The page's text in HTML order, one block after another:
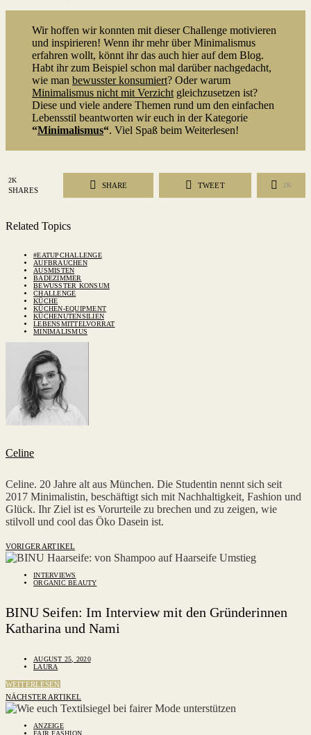
Wir hoffen wir konnten mit dieser Challenge motivieren
und inspirieren! Wenn ihr mehr über Minimalismus
erfahren wollt, könnt ihr das auch hier auf dem Blog.
Habt ihr zum Beispiel schon mal darüber nachgedacht,
wie man bewusster konsumiert? Oder warum
Minimalismus nicht mit Verzichtgleichzusetzen ist?
Diese und viele andere Themen rund um den einfachen
Lebensstil beantworten wir euch in der Kategorie
“Minimalismus“. Viel Spaß beim Weiterlesen!
2K
SHARES
SHARE TWEET 2K
Related Topics
#EATUPCHALLENGE
AUFBRAUCHEN
AUSMISTEN
BADEZIMMER
BEWUSSTER KONSUM
CHALLENGE
KÜCHE
KÜCHEN-EQUIPMENT
KÜCHENUTENSILIEN
LEBENSMITTELVORRAT
MINIMALISMUS
Celine
Celine. 20 Jahre alt aus München. Die Studentin nennt sich seit
2017 Minimalistin, beschäftigt sich mit Nachhaltigkeit, Fashion und
Glück. Ihr Ziel ist es Vorurteile zu brechen und zu zeigen, wie
stilvoll und cool das Öko Dasein ist.
VORIGER ARTIKEL
INTERVIEWS
ORGANIC BEAUTY
BINU Seifen: Im Interview mit den Gründerinnen
Katharina und Nami
AUGUST 25, 2020
LAURA
WEITERLESEN
NÄCHSTER ARTIKEL
ANZEIGE
FAIR FASHION